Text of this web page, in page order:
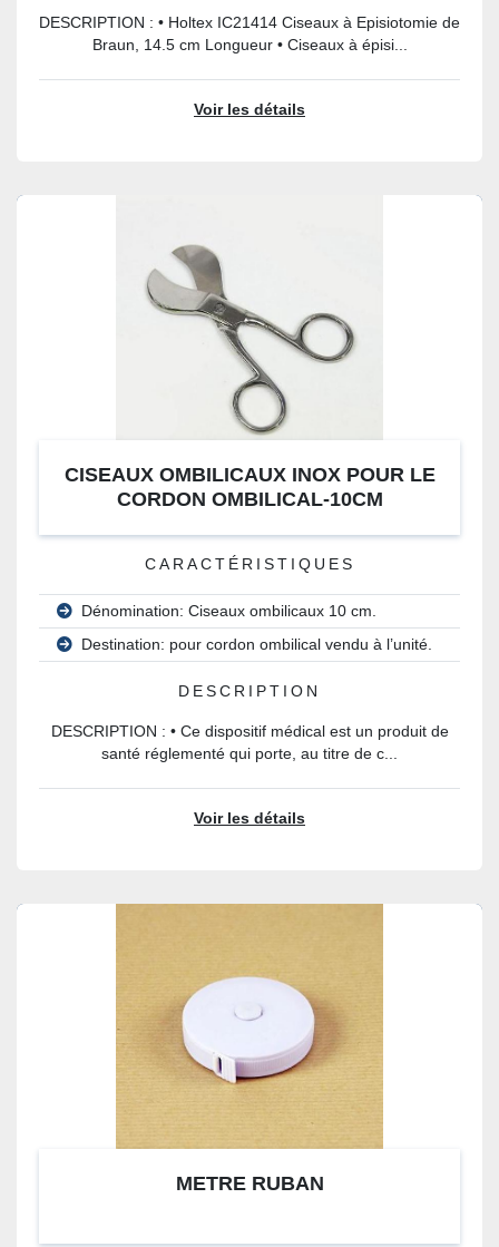
DESCRIPTION : • Holtex IC21414 Ciseaux à Episiotomie de
Braun, 14.5 cm Longueur • Ciseaux à épisi...
Voir les détails
CISEAUX OMBILICAUX INOX POUR LE
CORDON OMBILICAL-10CM
CARACTÉRISTIQUES
Dénomination: Ciseaux ombilicaux 10 cm.
Destination: pour cordon ombilical vendu à l’unité.
DESCRIPTION
DESCRIPTION : • Ce dispositif médical est un produit de
santé réglementé qui porte, au titre de c...
Voir les détails
METRE RUBAN